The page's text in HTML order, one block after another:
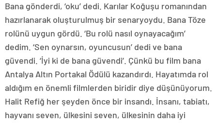
Bana gönderdi, ‘oku’ dedi. Karılar Koğuşu romanından
hazırlanarak oluşturulmuş bir senaryoydu. Bana Töze
rolünü uygun gördü. ‘Bu rolü nasıl oynayacağım’
dedim. ‘Sen oynarsın, oyuncusun’ dedi ve bana
güvendi. ‘İyi ki de bana güvendi’. Çünkü bu film bana
Antalya Altın Portakal Ödülü kazandırdı. Hayatımda rol
aldığım en önemli filmlerden biridir diye düşünüyorum.
Halit Refiğ her şeyden önce bir insandı. İnsanı, tabiatı,
hayvanı seven, ülkesini seven, ülkesinin daha iyi